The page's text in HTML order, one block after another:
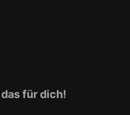
für dich!